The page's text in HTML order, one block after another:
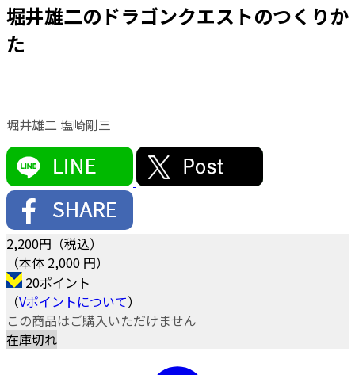
堀井雄二のドラゴンクエストのつくりか
た
堀井雄二 塩崎剛三
2,200円（税込）
（本体 2,000 円）
20ポイント
（Vポイントについて）
この商品はご購入いただけません
在庫切れ